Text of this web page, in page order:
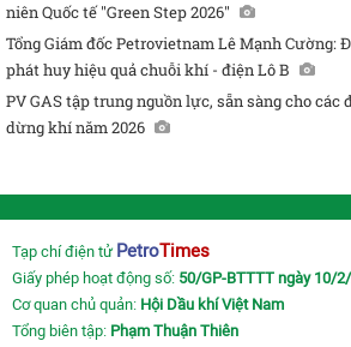
niên Quốc tế "Green Step 2026"
Tổng Giám đốc Petrovietnam Lê Mạnh Cường:
phát huy hiệu quả chuỗi khí - điện Lô B
PV GAS tập trung nguồn lực, sẵn sàng cho
dừng khí năm 2026
Tạp chí điện tử PetroTimes
Giấy phép hoạt động số: 50/GP-BTTTT ngày 10/
Cơ quan chủ quản: Hội Dầu khí Việt Nam
Tổng biên tập: Phạm Thuận Thiên